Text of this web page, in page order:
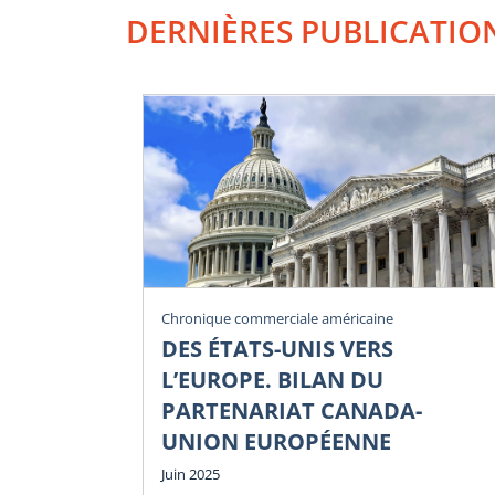
DERNIÈRES
Chronique commerciale américaine
DES ÉTATS-UNIS VERS
L’EUROPE. BILAN DU
PARTENARIAT CANADA-
UNION EUROPÉENNE
Juin 2025